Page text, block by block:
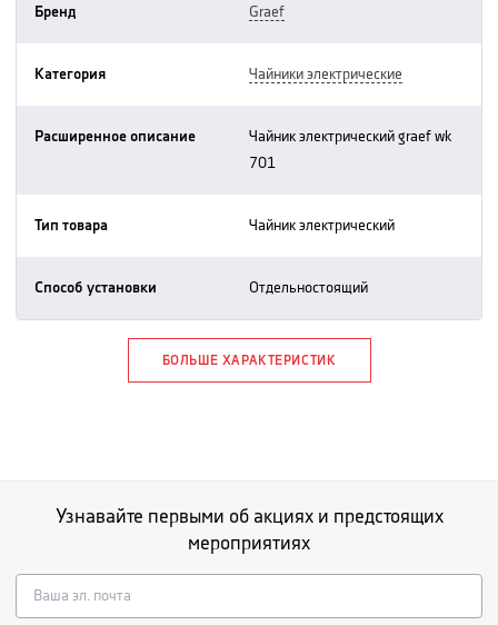
Бренд graef
Категория чайники электрические
Расширенное описание
чайник электрический graef wk
701
Тип товара чайник электрический
Способ установки отдельностоящий
БОЛЬШЕ ХАРАКТЕРИСТИК
Узнавайте первыми об акциях и предстоящих
мероприятиях